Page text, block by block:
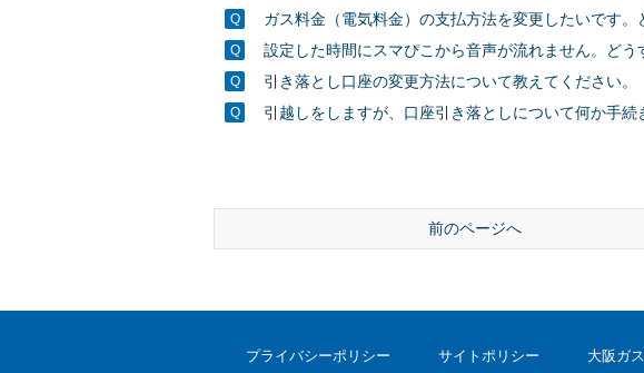
ガス料金（電気料金）の支払方法を変更したいです。
設定した時間にスマぴこから音声が流れません。どう
引き落とし口座の変更方法について教えてください。
引越しをしますが、口座引き落としについて何か手
前のページへ
プライバシーポリシー サイトポリシー 大阪ガ